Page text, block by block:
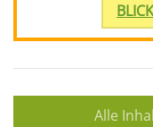
Alle